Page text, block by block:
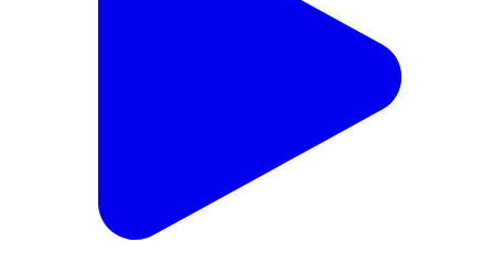
આહવા: ડાંગ જિલ્લાના સુબીર તાલુકાના પીપલાઇદેવી ગૃપ
ગ્રામ પંચાયતની મુલાકાત DDO દ્વારા લેવામાં આવી